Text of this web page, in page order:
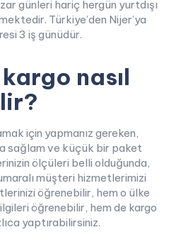
günleri hariç hergün yurtdışı
Türkiye’den Nijer’ya
3 iş günüdür.
nasıl
için yapmanız gereken,
sağlam ve küçük bir paket
ölçüleri belli olduğunda,
müşteri hizmetlerimizi
öğrenebilir, hem o ülke
öğrenebilir, hem de kargo
yaptırabilirsiniz.